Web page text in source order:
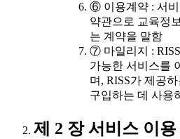
⑥ 이용계약 : 서비
약관으로 교육정
는 계약을 말함
⑦ 마일리지 :
가능한 서비스를
며, RISS가 제공
구입하는 데 사용
제 2 장 서비스 이